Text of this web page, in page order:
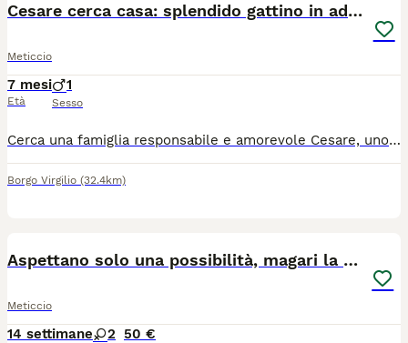
Cesare cerca casa: splendido gattino in adozione
Meticcio
7 mesi
Età
1
Sesso
Cerca una famiglia responsabile e amorevole Cesare, uno splendido gattino maschio di circa 7-8 mesi (nato indicativamente tra novembre e dicembre scorsi). Nelle foto può sembrare più grande soltanto perché gli scatti sono stati fatti molto da vicino, ma è ancora un cucciolone. Cesare si cede in regalo esclusivamente a veri amanti degli animali, persone serie che sappiano prendersene cura con la dovuta attenzione e rispetto. Si precisa che l'adozione non è destinata a famiglie che cercano semplicemente un "giocattolo" per bambini, ma a chi desidera accogliere un nuovo membro in famiglia a tutti gli effetti. Il gattino deve ancora effettuare il percorso sanitario di base (sverminazione e vaccinazioni), che sarà a carico del nuovo proprietario. Si cede gratuitamente previa conoscitiva. Se siete persone realmente motivate e desiderate offrire a Cesare una vita serena e ricca d'affetto, potete contattarmi al numero 334 9355649. Si richiede la massima serietà.
Borgo Virgilio (32.4km)
Aspettano solo una possibilità, magari la tua
Meticcio
14 settimane 2 50 €